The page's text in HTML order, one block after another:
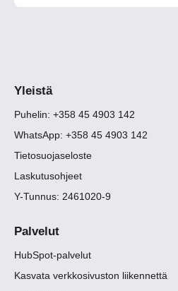
Yleistä
Puhelin: +358 45 4903 142
WhatsApp: +358 45 4903 142
Tietosuojaseloste
Laskutusohjeet
Y-Tunnus: 2461020-9
Palvelut
HubSpot-palvelut
Kasvata verkkosivuston liikennettä